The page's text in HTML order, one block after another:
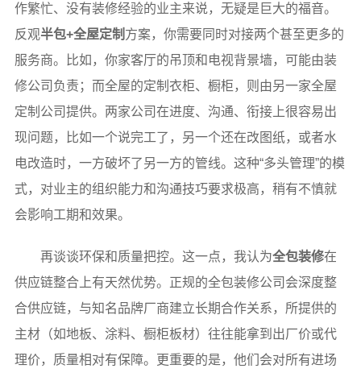
作繁忙、没有装修经验的业主来说，无疑是巨大的福音。
反观半包+全屋定制 方案，你需要同时对接两个甚至更多的
服务商。比如，你家客厅的吊顶和电视背景墙，可能由装
修公司负责；而全屋的定制衣柜、橱柜，则由另一家全屋
定制公司提供。两家公司在进度、沟通、衔接上很容易出
现问题，比如一个说完工了，另一个还在改图纸，或者水
电改造时，一方破坏了另一方的管线。这种“多头管理”的模
式，对业主的组织能力和沟通技巧要求极高，稍有不慎就
会影响工期和效果。
再谈谈环保和质量把控。这一点，我认为全包装修在
供应链整合上有天然优势。正规的全包装修公司会深度整
合供应链，与知名品牌厂商建立长期合作关系，所提供的
主材（如地板、涂料、橱柜板材）往往能拿到出厂价或代
理价，质量相对有保障。更重要的是，他们会对所有进场